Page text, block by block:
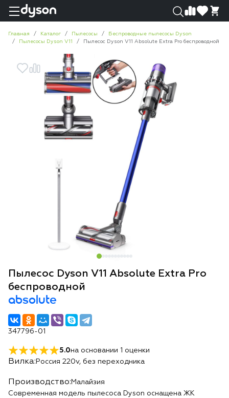
Главная Каталог Пылесосы
Беспроводные пылесосы Dyson
Пылесосы Dyson V11
Пылесос Dyson V11 Absolute Extra Pro беспроводной
Пылесос Dyson V11 Absolute Extra Pro
беспроводной
absolute
347796-01
5.0на основании 1 оценки
Вилка: Россия 220v, без переходника
Производство: Малайзия
Современная модель пылесоса Dyson оснащена ЖК